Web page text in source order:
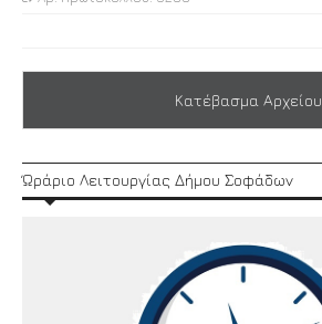
Κατέβασμα Αρχείου
Ώράριο Λειτουργίας Δήμου Σοφάδων